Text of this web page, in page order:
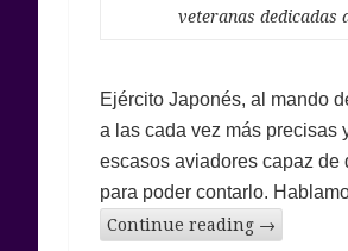
veteranas dedicadas
Ejército Japonés, al mando
a las cada vez más precisas
escasos aviadores capaz de
para poder contarlo.
Continue reading →